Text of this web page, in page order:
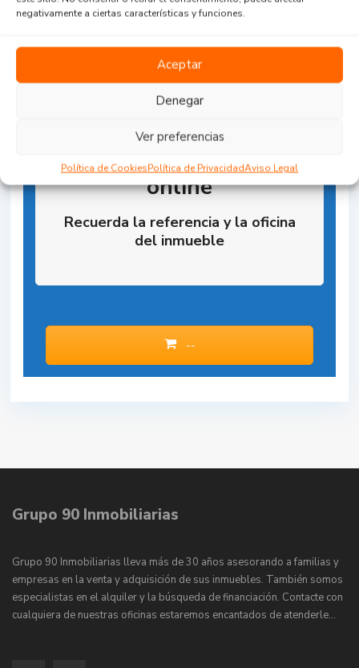
negativamente a ciertas características y funciones.
Aceptar
Denegar
Ver preferencias
Política de CookiesPolítica de PrivacidadAviso Legal
Reserva la Propiedad
online
Recuerda la referencia y la oficina
del inmueble
--
Grupo 90 Inmobiliarias
Grupo 90 Inmobiliarias lleva más de 30 años asesorando a familias y
empresas en la venta y adquisición de sus inmuebles. También somos
especialistas en el alquiler y la búsqueda de financiación. Contacte con
cualquiera de nuestras oficinas estaremos encantados de atenderle…